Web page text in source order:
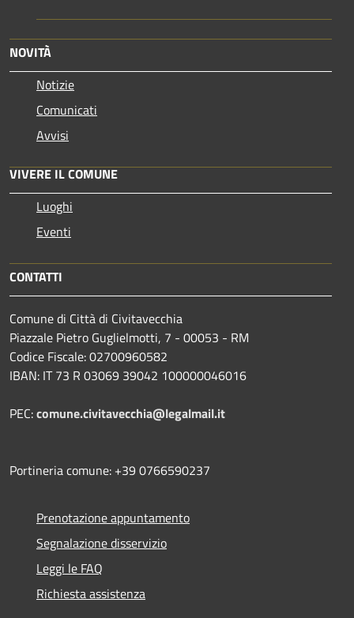
NOVITÀ
Notizie
Comunicati
Avvisi
VIVERE IL COMUNE
Luoghi
Eventi
CONTATTI
Comune di Città di Civitavecchia
Piazzale Pietro Guglielmotti, 7 - 00053 - RM
Codice Fiscale: 02700960582
IBAN: IT 73 R 03069 39042 100000046016
PEC:comune.civitavecchia@legalmail.it
Portineria comune: +39 0766590237
Prenotazione appuntamento
Segnalazione disservizio
Leggi le FAQ
Richiesta assistenza